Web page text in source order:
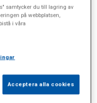
Sophianytt (0)
samtycker du till lagring av
på webbplatsen,
i våra
Acceptera alla cookies